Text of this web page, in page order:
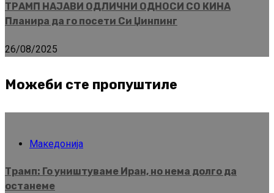
ТРАМП НАЈАВИ ОДЛИЧНИ ОДНОСИ СО КИНА
Планира да го посети Си Џинпинг
26/08/2025
Можеби сте пропуштиле
Македонија
Трамп: Го уништуваме Иран, но нема долго да
останеме